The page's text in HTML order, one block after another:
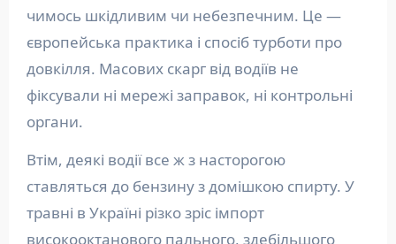
чимось шкідливим чи небезпечним. Це —
європейська практика і спосіб турботи про
довкілля. Масових скарг від водіїв не
фіксували ні мережі заправок, ні контрольні
органи.
Втім, деякі водії все ж з насторогою
ставляться до бензину з домішкою спирту. У
травні в Україні різко зріс імпорт
високооктанового пального, здебільшого